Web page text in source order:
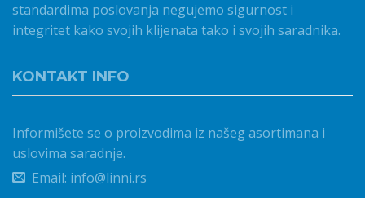
standardima poslovanja negujemo sigurnost i
integritet kako svojih klijenata tako i svojih saradnika.
KONTAKT INFO
Informišete se o proizvodima iz našeg asortimana i
uslovima saradnje.
Email: info@linni.rs